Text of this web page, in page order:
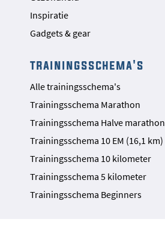
Inspiratie
Gadgets & gear
trainingsschema's
Alle trainingsschema's
Trainingsschema Marathon
Trainingsschema Halve marathon
Trainingsschema 10 EM (16,1 km)
Trainingsschema 10 kilometer
Trainingsschema 5 kilometer
Trainingsschema Beginners